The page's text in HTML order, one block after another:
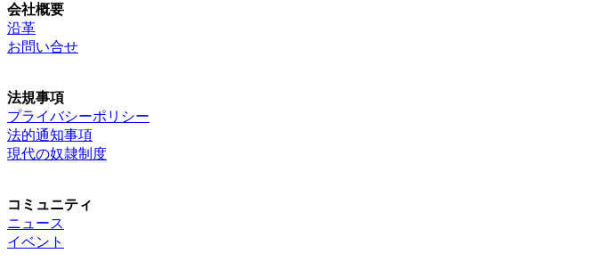
会社概要
沿革
お問い合せ
法規事項
プライバシーポリシー
法的通知事項
現代の奴隷制度
コミュニティ
ニュース
イベント